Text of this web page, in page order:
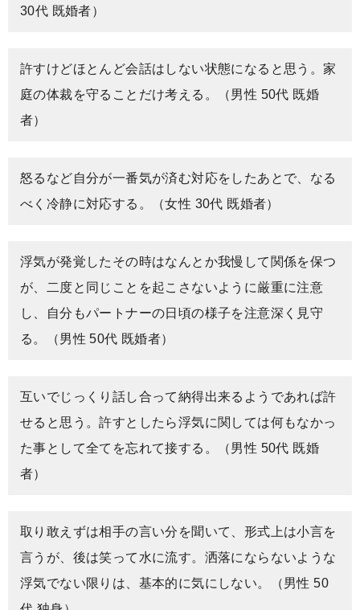
30代 既婚者）
許すけどほとんど会話はしない状態になると思う。家
庭の体裁を守ることだけ考える。（男性 50代 既婚
者）
怒るなど自分が一番気が済む対応をしたあとで、なる
べく冷静に対応する。（女性 30代 既婚者）
浮気が発覚したその時はなんとか我慢して関係を保つ
が、二度と同じことを起こさないように厳重に注意
し、自分もパートナーの日頃の様子を注意深く見守
る。（男性 50代 既婚者）
互いでじっくり話し合って納得出来るようであれば許
せると思う。許すとしたら浮気に関しては何もなかっ
た事として全てを忘れて接する。（男性 50代 既婚
者）
取り敢えずは相手の言い分を聞いて、形式上は小言を
言うが、後は笑って水に流す。洒落にならないような
浮気でない限りは、基本的に気にしない。（男性 50